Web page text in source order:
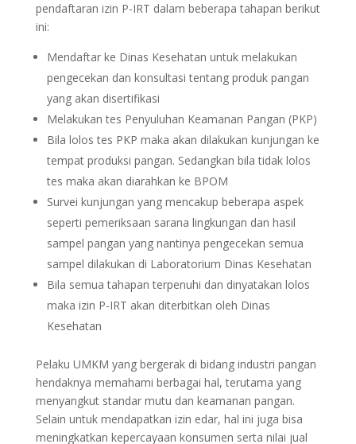
pendaftaran izin P-IRT dalam beberapa tahapan berikut
ini:
Mendaftar ke Dinas Kesehatan untuk melakukan
pengecekan dan konsultasi tentang produk pangan
yang akan disertifikasi
Melakukan tes Penyuluhan Keamanan Pangan (PKP)
Bila lolos tes PKP maka akan dilakukan kunjungan ke
tempat produksi pangan. Sedangkan bila tidak lolos
tes maka akan diarahkan ke BPOM
Survei kunjungan yang mencakup beberapa aspek
seperti pemeriksaan sarana lingkungan dan hasil
sampel pangan yang nantinya pengecekan semua
sampel dilakukan di Laboratorium Dinas Kesehatan
Bila semua tahapan terpenuhi dan dinyatakan lolos
maka izin P-IRT akan diterbitkan oleh Dinas
Kesehatan
Pelaku UMKM yang bergerak di bidang industri pangan
hendaknya memahami berbagai hal, terutama yang
menyangkut standar mutu dan keamanan pangan.
Selain untuk mendapatkan izin edar, hal ini juga bisa
meningkatkan kepercayaan konsumen serta nilai jual